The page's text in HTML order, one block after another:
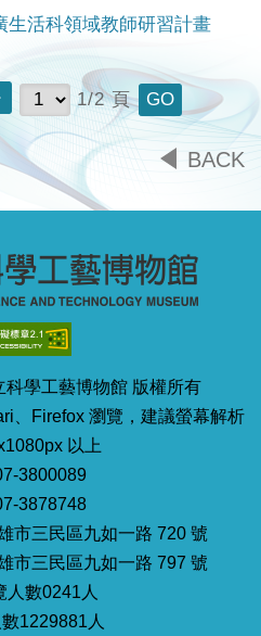
生活科領域教師研習計畫
1/2頁
BACK
學工藝博物館 版權所有
、Firefox 瀏覽，建議螢幕解析
以上
3800089
3878748
市三民區九如一路 720 號
市三民區九如一路 797 號
人數0241人
1229881人